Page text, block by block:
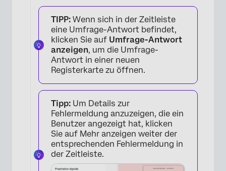
TIPP: Wenn sich in der Zeitleiste
eine Umfrage-Antwort befindet,
klicken Sie auf Umfrage-Antwort
anzeigen, um die Umfrage-
Antwort in einer neuen
Registerkarte zu öffnen.
Tipp: Um Details zur
Fehlermeldung anzuzeigen, die ein
Benutzer angezeigt hat, klicken
Sie auf Mehr anzeigen weiter der
entsprechenden Fehlermeldung in
der Zeitleiste.